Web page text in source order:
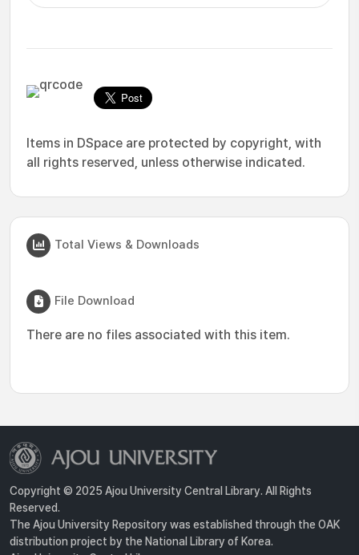
Items in DSpace are protected by copyright, with
all rights reserved, unless otherwise indicated.
Total Views & Downloads
File Download
There are no files associated with this item.
Copyright © 2025 Ajou University Central Library. All Rights
Reserved.
The Ajou University Repository was established through the OAK
distribution project by the National Library of Korea.